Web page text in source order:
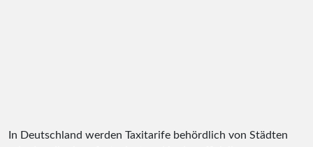
In Deutschland werden Taxitarife behördlich von Städten